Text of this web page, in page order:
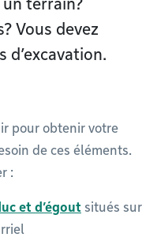
terrain?
Vous devez
d’excavation.
pour obtenir votre
de ces éléments.
:
et d’égout situés sur